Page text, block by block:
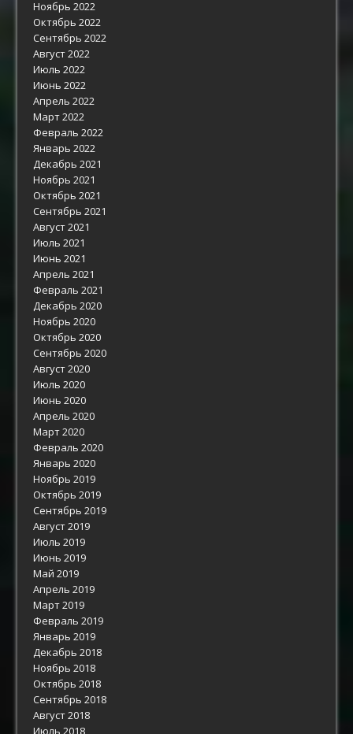
Ноябрь 2022
Октябрь 2022
Сентябрь 2022
Август 2022
Июль 2022
Июнь 2022
Апрель 2022
Март 2022
Февраль 2022
Январь 2022
Декабрь 2021
Ноябрь 2021
Октябрь 2021
Сентябрь 2021
Август 2021
Июль 2021
Июнь 2021
Апрель 2021
Февраль 2021
Декабрь 2020
Ноябрь 2020
Октябрь 2020
Сентябрь 2020
Август 2020
Июль 2020
Июнь 2020
Апрель 2020
Март 2020
Февраль 2020
Январь 2020
Ноябрь 2019
Октябрь 2019
Сентябрь 2019
Август 2019
Июль 2019
Июнь 2019
Май 2019
Апрель 2019
Март 2019
Февраль 2019
Январь 2019
Декабрь 2018
Ноябрь 2018
Октябрь 2018
Сентябрь 2018
Август 2018
Июль 2018